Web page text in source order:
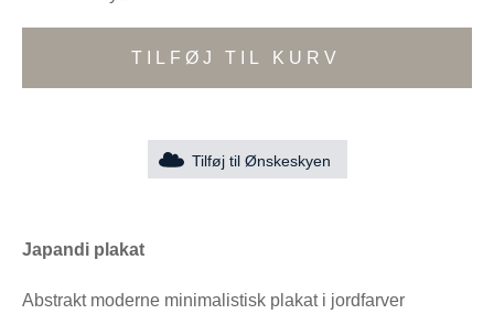
TILFØJ TIL KURV
Tilføj til Ønskeskyen
Japandi plakat
Abstrakt moderne minimalistisk plakat i jordfarver